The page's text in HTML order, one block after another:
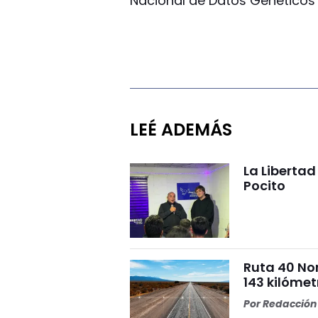
LEÉ ADEMÁS
La
Pocito
Ruta 40
143
Por